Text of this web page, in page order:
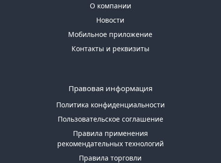
О компании
Новости
Мобильное приложение
Контакты и реквизиты
Правовая информация
Политика конфиденциальности
Пользовательское соглашение
Правила применения
рекомендательных технологий
Правила торговли